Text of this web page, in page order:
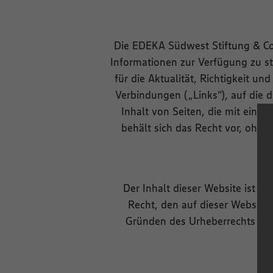
Die EDEKA Südwest Stiftung &
Informationen zur Verfügung zu
für die Aktualität, Richtigkeit
Verbindungen („Links“), auf die
Inhalt von Seiten, die mit
behält sich das Recht vor,
Der Inhalt dieser Website ist
Recht, den auf dieser
Gründen des Urheberrechts